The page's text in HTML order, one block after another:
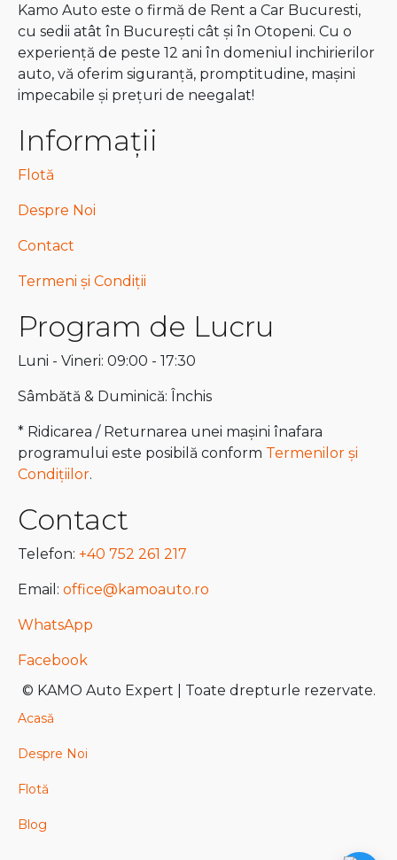
Kamo Auto este o firmă de Rent a Car Bucuresti,
cu sedii atât în București cât și în Otopeni. Cu o
experiență de peste 12 ani în domeniul inchirierilor
auto, vă oferim siguranță, promptitudine, mașini
impecabile și prețuri de neegalat!
Informații
Flotă
Despre Noi
Contact
Termeni și Condiții
Program de Lucru
Luni - Vineri: 09:00 - 17:30
Sâmbătă & Duminică: Închis
* Ridicarea / Returnarea unei mașini înafara
programului este posibilă conform Termenilor și
Condițiilor.
Contact
Telefon: +40 752 261 217
Email: office@kamoauto.ro
WhatsApp
Facebook
© KAMO Auto Expert | Toate drepturle rezervate.
Acasă
Despre Noi
Flotă
Blog